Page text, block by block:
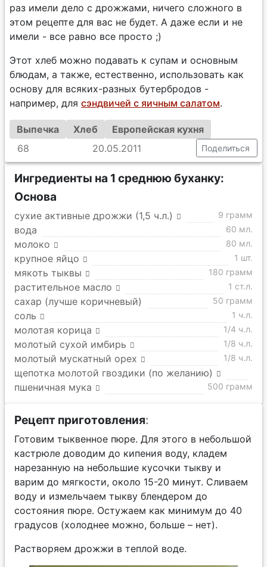
раз имели дело с дрожжами, ничего сложного в
этом рецепте для вас не будет. А даже если и не
имели - все равно все просто ;)
Этот хлеб можно подавать к супам и основным
блюдам, а также, естественно, использовать как
основу для всяких-разных бутербродов -
например, для сэндвичей с яичным салатом.
Выпечка Хлеб
Европейская кухня
68
20.05.2011 Поделиться
Ингредиенты на 1 среднюю буханку:
Основа
сухие активные дрожжи (1,5 ч.л.) 9 грамм
вода 60 мл.
молоко 80 мл.
крупное яйцо 1 шт.
мякоть тыквы 180 грамм
растительное масло 1 ст.л.
сахар (лучше коричневый) 50 грамм
соль 1 ч.л.
молотая корица 1/4 ч.л.
молотый сухой имбирь 1/8 ч.л.
молотый мускатный орех 1/8 ч.л.
щепотка молотой гвоздики (по желанию)
пшеничная мука
500 грамм
Рецепт приготовления:
Готовим тыквенное пюре. Для этого в небольшой
кастрюле доводим до кипения воду, кладем
нарезанную на небольшие кусочки тыкву и
варим до мягкости, около 15-20 минут. Сливаем
воду и измельчаем тыкву блендером до
состояния пюре. Остужаем как минимум до 40
градусов (холоднее можно, больше – нет).
Растворяем дрожжи в теплой воде.